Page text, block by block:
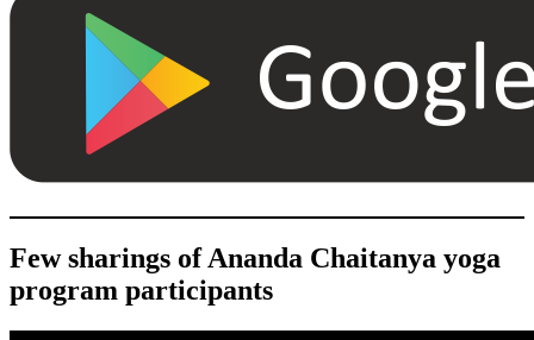
Few sharings of Ananda Chaitanya yoga
program participants